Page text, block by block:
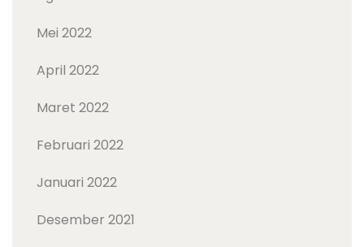
Mei 2022
April 2022
Maret 2022
Februari 2022
Januari 2022
Desember 2021